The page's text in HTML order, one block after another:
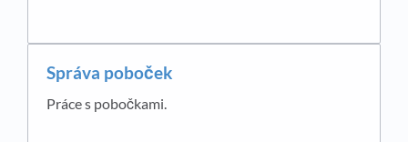
Správa poboček
Práce s pobočkami.